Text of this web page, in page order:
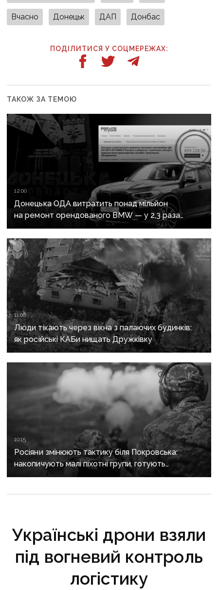
Вчасно Донецьк ДАП Донбас
ПОДІЛИТИСЯ У СОЦМЕРЕЖАХ:
ТАКОЖ ЗА ТЕМОЮ
12:00
Донецька ОДА витратить понад мільйон
на ремонт орендованого BMW — у 2,3 раза
дорожче за його залишкову вартість
11:06
Люди тікають через вікна з палаючих будинків:
як російські КАБи нищать Дружківку
10:15
Росіяни змінюють тактику біля Покровська:
накопичують малі піхотні групи, готують
бронештурми та намагаються перерізати
Українські дрони взяли
під вогневий контроль
логістику